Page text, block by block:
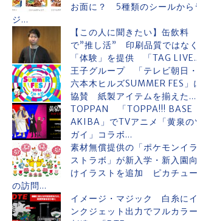
お面に？ 5種類のシールから
ジ...
【この人に聞きたい】缶飲料
で”推し活” 印刷品質ではなく
「体験」を提供 「TAG
王子グループ 「テレビ朝日・
六本木ヒルズSUMMER FES」
協賛 紙製アイテムを揃えた...
TOPPAN 「TOPPA!!! BASE
AKIBA」でTVアニメ「黄泉の
ガイ」コラボ...
素材無償提供の「ポケモンイラ
ストラボ」が新入学・新入園向
けイラストを追加 ピカチュー
の訪問...
イメージ・マジック 白糸にイ
ンクジェット出力でフルカラー